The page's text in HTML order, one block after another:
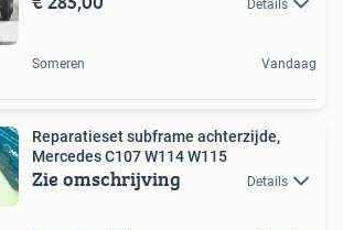
Details
Someren Vandaag
Reparatieset subframe achterzijde,
Mercedes C107 W114 W115
Zie omschrijving Details